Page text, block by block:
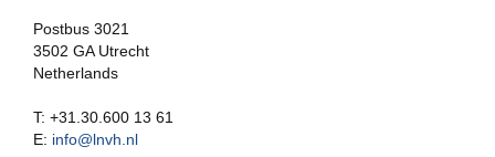
Postbus 3021
3502 GA Utrecht
Netherlands
T: +31.30.600 13 61
E: info@lnvh.nl